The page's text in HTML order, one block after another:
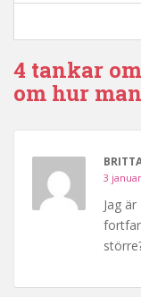
4 tankar
om hur
3
Jag